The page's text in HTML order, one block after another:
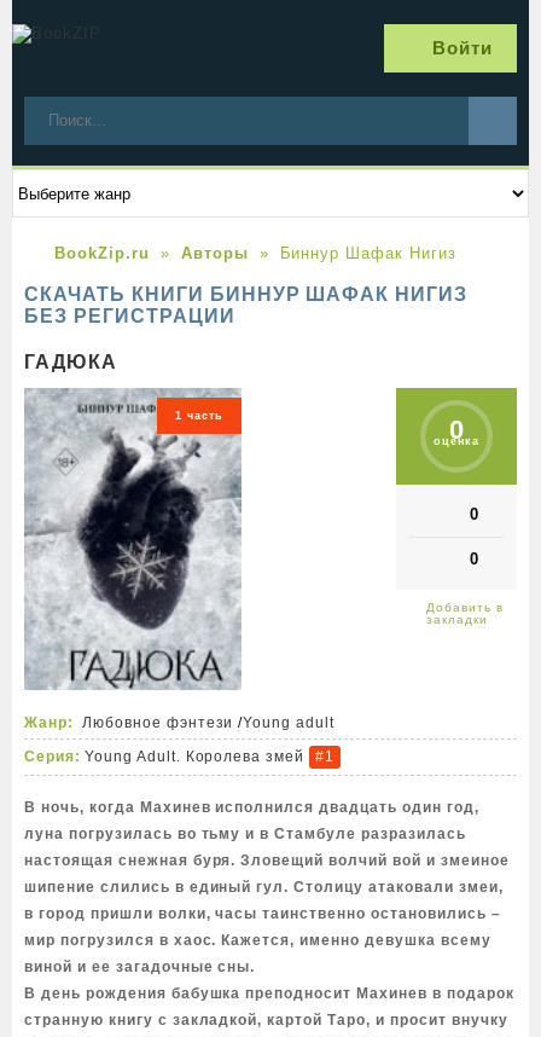
Войти
BookZip.ru Авторы Биннур Шафак Нигиз
СКАЧАТЬ КНИГИ БИННУР ШАФАК НИГИЗ
БЕЗ РЕГИСТРАЦИИ
ГАДЮКА
1 часть 0
оценка
0
0
Жанр: Любовное фэнтези /Young adult
Серия: Young Adult. Королева змей #1
В ночь, когда Махинев исполнился двадцать один год,
луна погрузилась во тьму и в Стамбуле разразилась
настоящая снежная буря. Зловещий волчий вой и змеиное
шипение слились в единый гул. Столицу атаковали змеи,
в город пришли волки, часы таинственно остановились –
мир погрузился в хаос. Кажется, именно девушка всему
виной и ее загадочные сны.
В день рождения бабушка преподносит Махинев в подарок
странную книгу с закладкой, картой Таро, и просит внучку